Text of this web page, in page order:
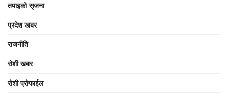
तपाइको सृजना
प्रदेश खबर
राजनीति
रोशी खबर
रोशी प्रोफाईल